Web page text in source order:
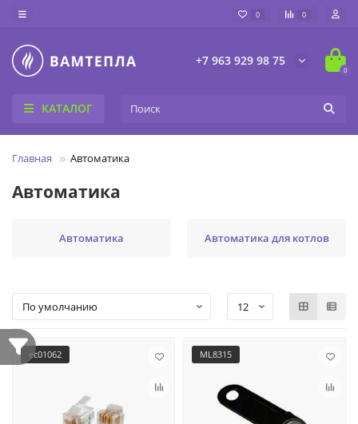
0 0
+7 963 929 98 75
0
КАТАЛОГ
Главная Автоматика
Автоматика
Автоматика Автоматика для котлов
ec01062 ML8315